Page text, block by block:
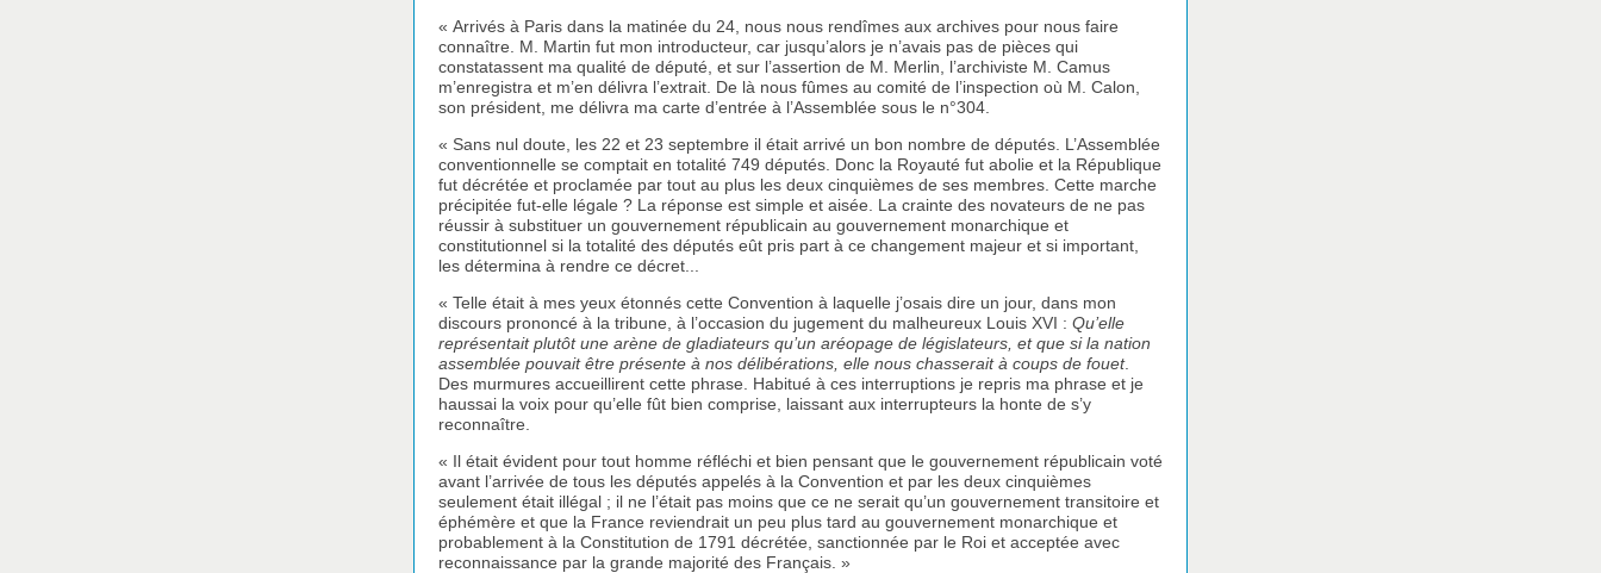
« Arrivés à Paris dans la matinée du 24, nous nous rendîmes aux archives pour nous faire
connaître. M. Martin fut mon introducteur, car jusqu’alors je n’avais pas de pièces qui
constatassent ma qualité de député, et sur l’assertion de M. Merlin, l’archiviste M. Camus
m’enregistra et m’en délivra l’extrait. De là nous fûmes au comité de l’inspection où M. Calon,
son président, me délivra ma carte d’entrée à l’Assemblée sous le n°304.
« Sans nul doute, les 22 et 23 septembre il était arrivé un bon nombre de députés. L’Assemblée
conventionnelle se comptait en totalité 749 députés. Donc la Royauté fut abolie et la République
fut décrétée et proclamée par tout au plus les deux cinquièmes de ses membres. Cette marche
précipitée fut-elle légale ? La réponse est simple et aisée. La crainte des novateurs de ne pas
réussir à substituer un gouvernement républicain au gouvernement monarchique et
constitutionnel si la totalité des députés eût pris part à ce changement majeur et si important,
les détermina à rendre ce décret...
« Telle était à mes yeux étonnés cette Convention à laquelle j’osais dire un jour, dans mon
discours prononcé à la tribune, à l’occasion du jugement du malheureux Louis XVI : Qu’elle
représentait plutôt une arène de gladiateurs qu’un aréopage de législateurs, et que si la nation
assemblée pouvait être présente à nos délibérations, elle nous chasserait à coups de fouet.
Des murmures accueillirent cette phrase. Habitué à ces interruptions je repris ma phrase et je
haussai la voix pour qu’elle fût bien comprise, laissant aux interrupteurs la honte de s’y
reconnaître.
« Il était évident pour tout homme réfléchi et bien pensant que le gouvernement républicain voté
avant l’arrivée de tous les députés appelés à la Convention et par les deux cinquièmes
seulement était illégal ; il ne l’était pas moins que ce ne serait qu’un gouvernement transitoire et
éphémère et que la France reviendrait un peu plus tard au gouvernement monarchique et
probablement à la Constitution de 1791 décrétée, sanctionnée par le Roi et acceptée avec
reconnaissance par la grande majorité des Français. »